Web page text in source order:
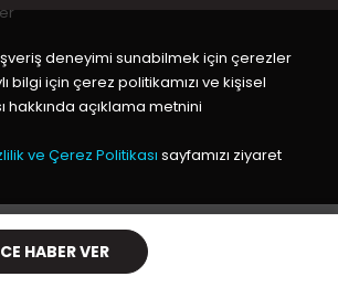
HABER VER
Bebesi | Kids & Toys, GeliştiriciKabuk
deneyimi sunabilmek için çerezler
bilgi için çerez politikamızı ve kişisel
hakkında açıklama metnini
ve Çerez Politikası sayfamızı ziyaret